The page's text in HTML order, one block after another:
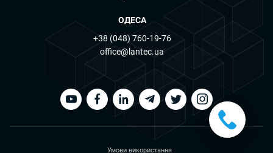
ОДЕСА
+38 (048) 760-19-76
office@lantec.ua
Умови використання